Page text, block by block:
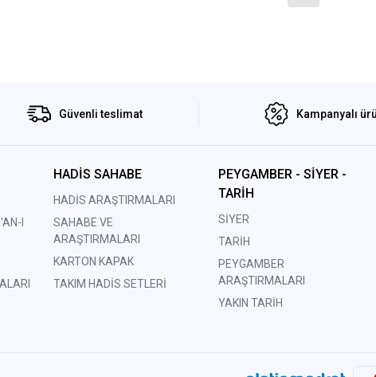
Güvenli teslimat Kampanyalı
I
HADİS SAHABE
HADİS ARAŞTIRMALARI
SAHABE VE
ARAŞTIRMALARI
KARTON KAPAK
TAKIM HADİS SETLERİ
PEYGAMBER - SİYER -
TARİH
SİYER
TARİH
PEYGAMBER
ARAŞTIRMALARI
YAKIN TARİH